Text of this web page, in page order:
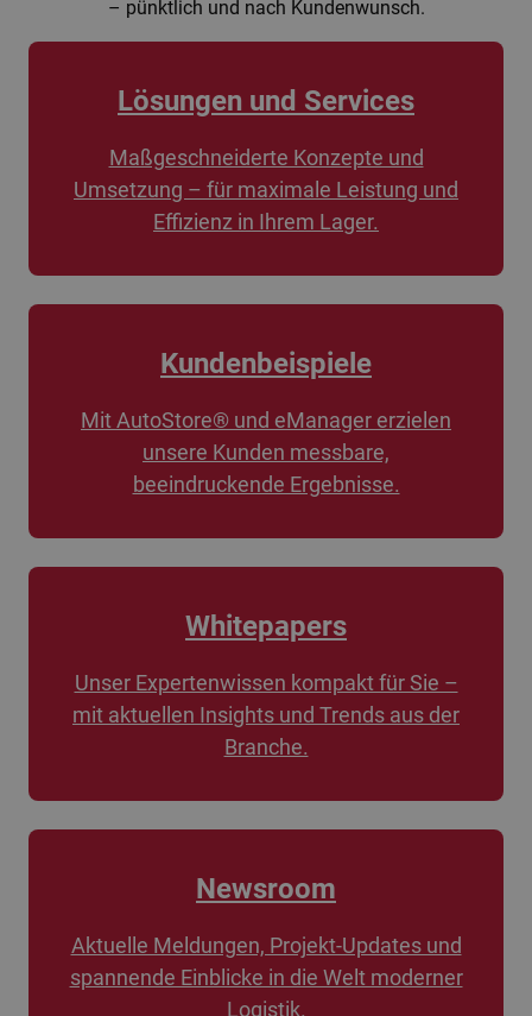
– pünktlich und nach Kundenwunsch.
Lösungen und Services
Maßgeschneiderte Konzepte und
Umsetzung – für maximale Leistung und
Effizienz in Ihrem Lager.
Kundenbeispiele
Mit AutoStore® und eManager erzielen
unsere Kunden messbare,
beeindruckende Ergebnisse.
Whitepapers
Unser Expertenwissen kompakt für Sie –
mit aktuellen Insights und Trends aus der
Branche.
Newsroom
Aktuelle Meldungen, Projekt-Updates und
spannende Einblicke in die Welt moderner
Logistik.